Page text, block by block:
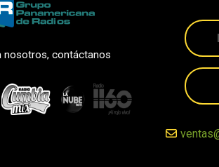
nosotros, contáctanos